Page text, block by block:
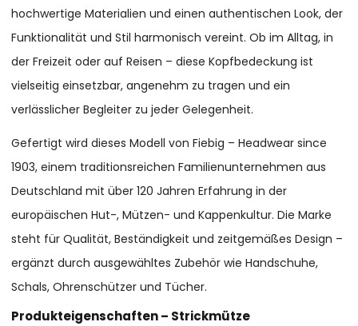
hochwertige Materialien und einen authentischen Look, der
Funktionalität und Stil harmonisch vereint. Ob im Alltag, in
der Freizeit oder auf Reisen – diese Kopfbedeckung ist
vielseitig einsetzbar, angenehm zu tragen und ein
verlässlicher Begleiter zu jeder Gelegenheit.
Gefertigt wird dieses Modell von Fiebig – Headwear since
1903, einem traditionsreichen Familienunternehmen aus
Deutschland mit über 120 Jahren Erfahrung in der
europäischen Hut-, Mützen- und Kappenkultur. Die Marke
steht für Qualität, Beständigkeit und zeitgemäßes Design –
ergänzt durch ausgewähltes Zubehör wie Handschuhe,
Schals, Ohrenschützer und Tücher.
Produkteigenschaften – Strickmütze